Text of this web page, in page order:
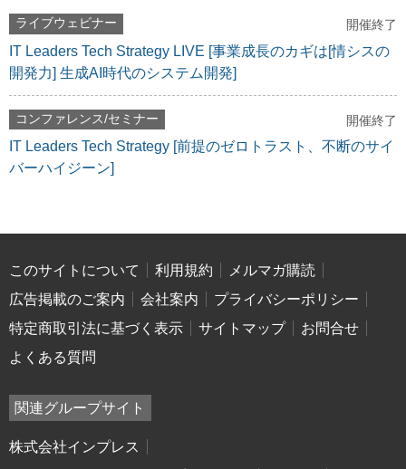
ライブウェビナー 開催終了
IT Leaders Tech Strategy LIVE [事業成長のカギは[情シスの
開発力] 生成AI時代のシステム開発]
コンファレンス/セミナー 開催終了
IT Leaders Tech Strategy [前提のゼロトラスト、不断のサイ
バーハイジーン]
このサイトについて 利用規約
メルマガ購読
広告掲載のご案内
会社案内
プライバシーポリシー
特定商取引法に基づく表示
サイトマップ
お問合せ
よくある質問
関連グループサイト
株式会社インプレス